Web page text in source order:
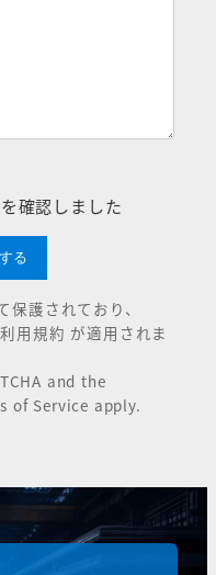
確認しました
保護されており、
利用規約 が適用されま
and the
of Service apply.